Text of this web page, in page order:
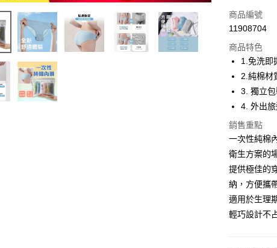
全家線上支付
運送方式
全家取貨付
免運費
常溫-付款後
免運費
商品編號
11908704
商品特色
1.免洗即
2.純棉材
3. 獨立
4. 外出
銷售重點
一次性純棉
衛生方案的
提供極佳的
納，方便攜
適用於生理
輕巧設計不